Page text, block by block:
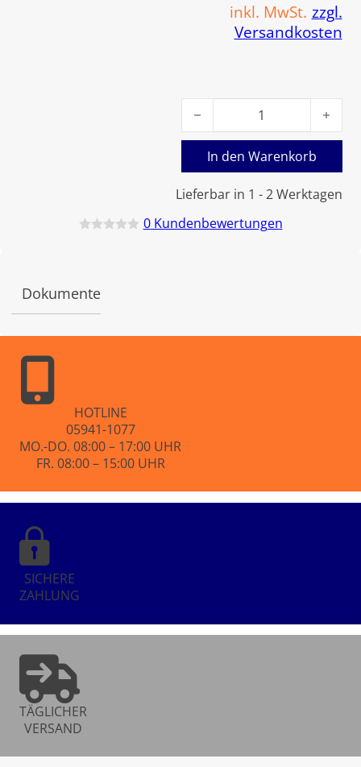
inkl. MwSt. zzgl.
Versandkosten
Lieferbar in 1 - 2 Werktagen
Viessmann
In den Warenkorb
t
5
0Kundenbewertungen
Dokumente
HOTLINE
05941-1077
MO.-DO. 08:00 – 17:00 UHR
FR. 08:00 – 15:00 UHR
SICHERE
ZAHLUNG
TÄGLICHER
VERSAND